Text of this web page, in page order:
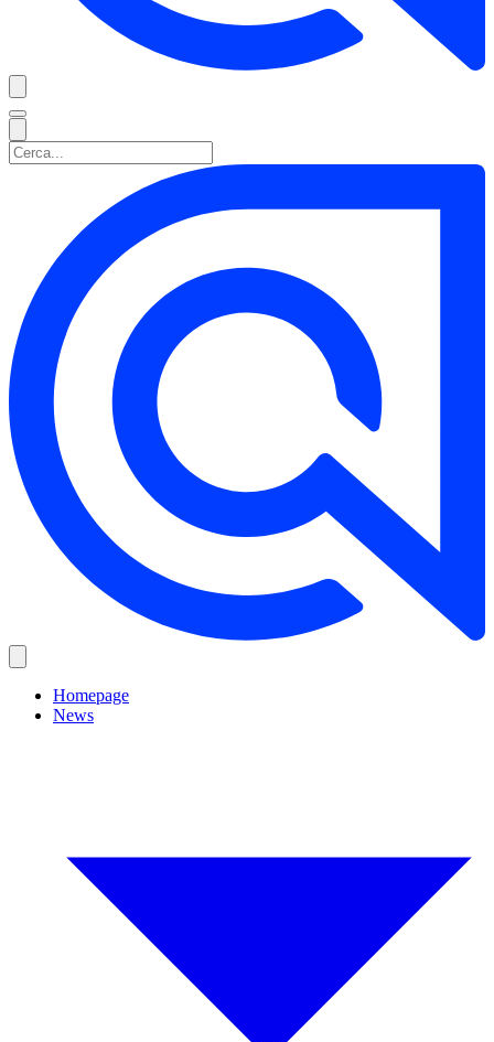
Homepage
News